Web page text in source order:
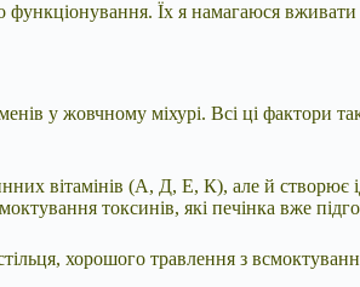
функціонування. Їх я намагаюся
у жовчному міхурі. Всі ці фактори
вітамінів (А, Д, Е, К), але й створює
токсинів, які печінка вже
хорошого травлення з